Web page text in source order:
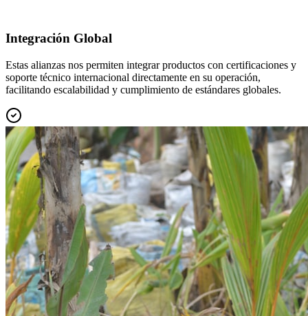
Integración Global
Estas alianzas nos permiten integrar productos con certificaciones y
soporte técnico internacional directamente en su operación,
facilitando escalabilidad y cumplimiento de estándares globales.